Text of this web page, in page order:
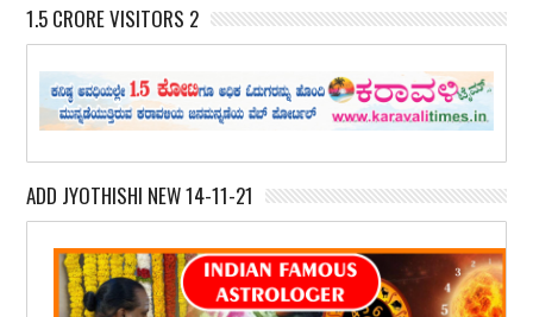
1.5 CRORE VISITORS 2
ADD JYOTHISHI NEW 14-11-21